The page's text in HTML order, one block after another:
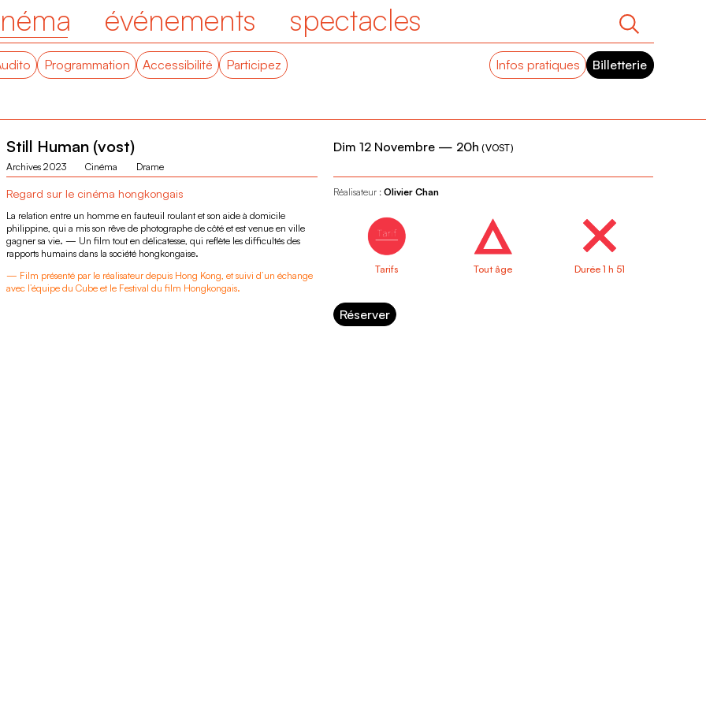
événements spectacles
Programmation Accessibilité Participez Infos pratiques Billetterie
Still Human (vost)
Archives 2023 Cinéma Drame
Regard sur le cinéma hongkongais
La relation entre un homme en fauteuil roulant et son aide à domicile
philippine, qui a mis son rêve de photographe de côté et est venue en ville
gagner sa vie. — Un film tout en délicatesse, qui reflète les difficultés des
rapports humains dans la société hongkongaise.
— Film présenté par le réalisateur depuis Hong Kong, et suivi d’un échange
avec l’équipe du Cube et le Festival du film Hongkongais.
Dim 12 Novembre— 20h (VOST)
Réalisateur : Olivier Chan
Tarifs Tout âge Durée 1 h 51
Réserver